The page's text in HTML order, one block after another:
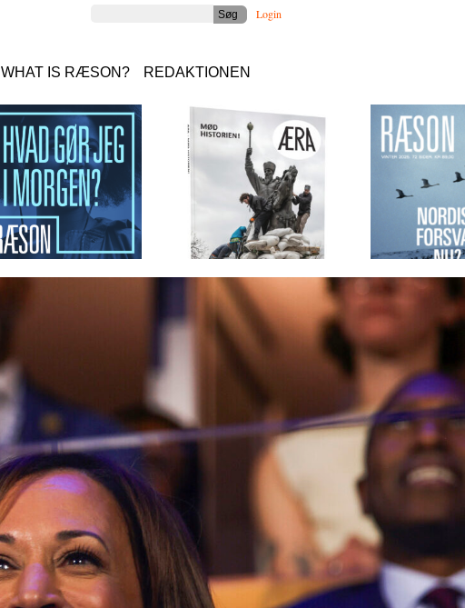
Login
WHAT IS RÆSON? REDAKTIONEN